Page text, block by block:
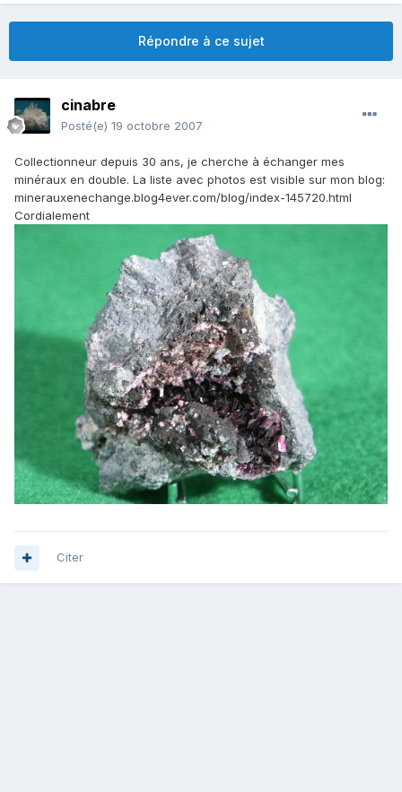
Répondre à ce sujet
cinabre
Posté(e) 19 octobre 2007
Collectionneur depuis 30 ans, je cherche à échanger mes
minéraux en double. La liste avec photos est visible sur mon blog:
minerauxenechange.blog4ever.com/blog/index-145720.html
Cordialement
Citer